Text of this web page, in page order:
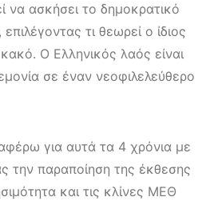
να ασκήσει το δημοκρατικό
τι θεωρεί ο ίδιος
Ο Ελληνικός λαός είναι
σε έναν νεοφιλελεύθερο
για αυτά τα 4 χρόνια με
την παραποίηση της έκθεσης
και τις κλίνες ΜΕΘ